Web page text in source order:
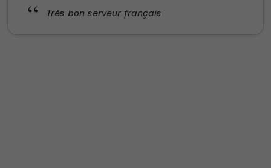
Très bon serveur français